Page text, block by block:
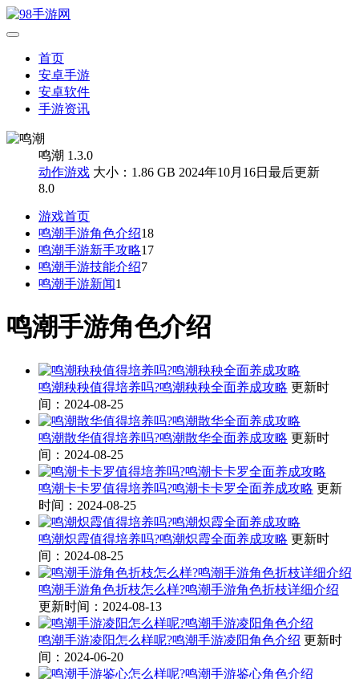
首页
安卓手游
安卓软件
手游资讯
鸣潮 1.3.0
动作游戏 大小：1.86 GB 2024年10月16日最后更新
8.0
游戏首页
鸣潮手游角色介绍18
鸣潮手游新手攻略17
鸣潮手游技能介绍7
鸣潮手游新闻1
鸣潮手游角色介绍
鸣潮秧秧值得培养吗?鸣潮秧秧全面养成攻略 更新时
间：2024-08-25
鸣潮散华值得培养吗?鸣潮散华全面养成攻略 更新时
间：2024-08-25
鸣潮卡卡罗值得培养吗?鸣潮卡卡罗全面养成攻略 更新
时间：2024-08-25
鸣潮炽霞值得培养吗?鸣潮炽霞全面养成攻略 更新时
间：2024-08-25
鸣潮手游角色折枝怎么样?鸣潮手游角色折枝详细介绍
更新时间：2024-08-13
鸣潮手游凌阳怎么样呢?鸣潮手游凌阳角色介绍 更新时
间：2024-06-20